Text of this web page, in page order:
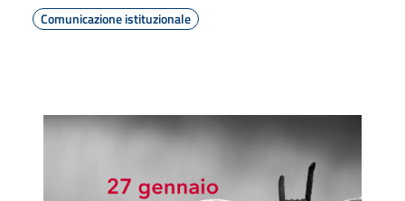
Comunicazione istituzionale